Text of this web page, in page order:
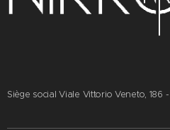
Siège social Viale Vittorio Veneto, 186